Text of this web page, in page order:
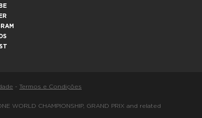
- Termos e Condições
WORLD CHAMPIONSHIP, GRAND PRIX and related